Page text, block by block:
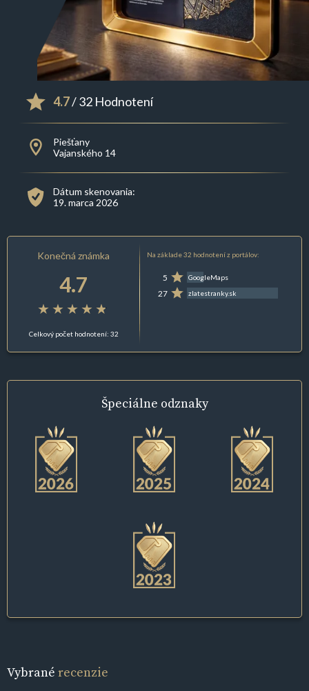
4.7/ 32 Hodnotení
Piešťany
Vajanského 14
Dátum skenovania:
19. marca 2026
Konečná známka
4.7
Celkový počet hodnotení: 32
Na základe 32 hodnotení z portálov:
5 GoogleMaps
27 zlatestranky.sk
Špeciálne odznaky
Vybrané recenzie